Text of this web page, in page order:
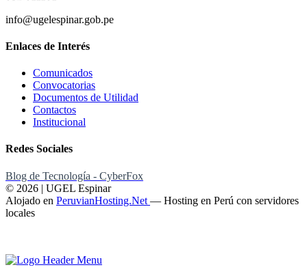
info@ugelespinar.gob.pe
Enlaces de Interés
Comunicados
Convocatorias
Documentos de Utilidad
Contactos
Institucional
Redes Sociales
Blog de Tecnología - CyberFox
© 2026 | UGEL Espinar
Alojado en PeruvianHosting.Net — Hosting en Perú con servidores
locales